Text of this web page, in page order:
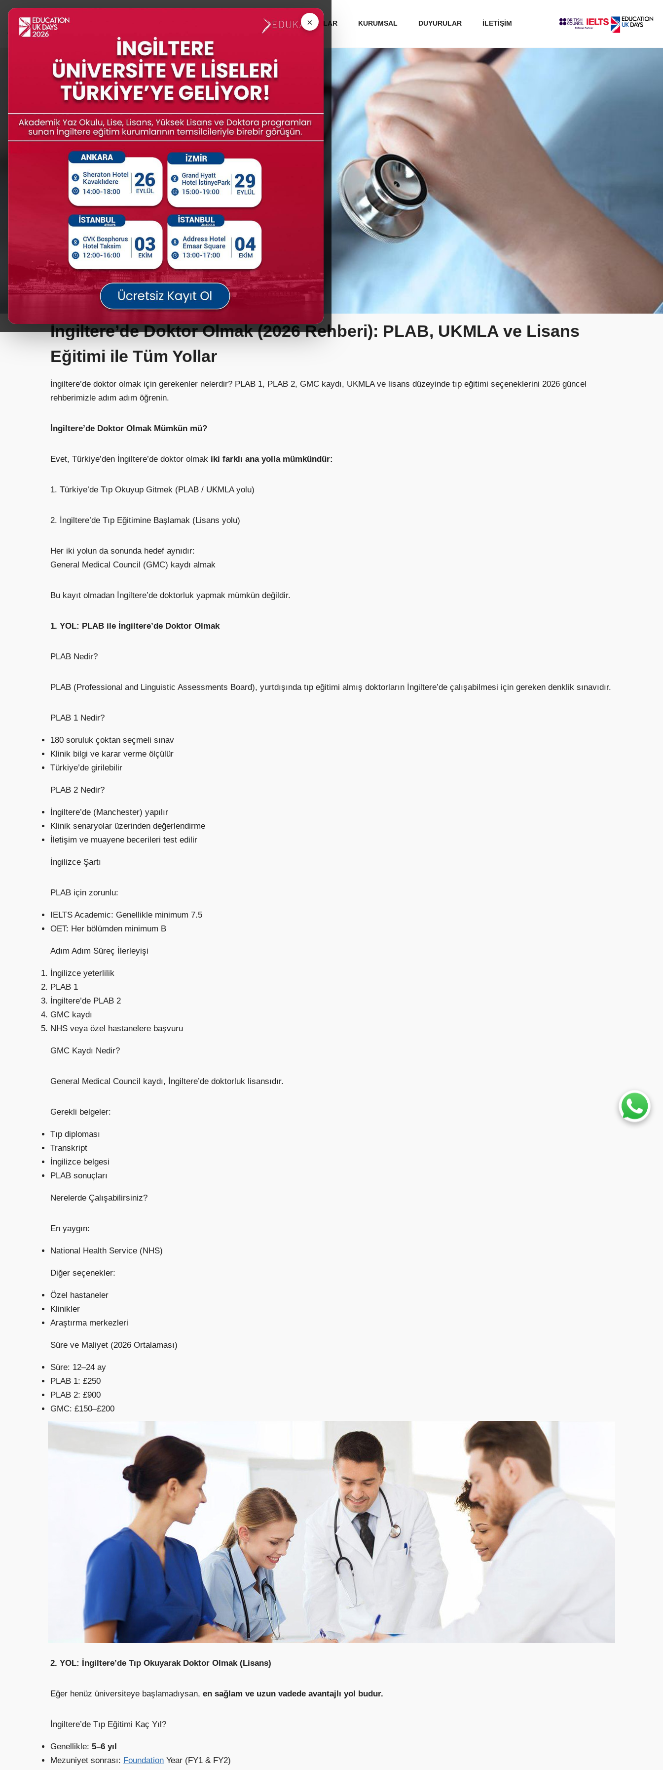
İNGİLTERE ÜNİVERSİTELERİ MEZUNLAR KURUMSAL DUYURULAR İLETİŞİM
İngiltere’de Doktor Olmak (2026 Rehberi): PLAB, UKMLA ve Lisans
Eğitimi ile Tüm Yollar
İngiltere’de doktor olmak için gerekenler nelerdir? PLAB 1, PLAB 2, GMC kaydı, UKMLA ve lisans düzeyinde tıp eğitimi seçeneklerini 2026 güncel
rehberimizle adım adım öğrenin.
İngiltere’de Doktor Olmak Mümkün mü?
Evet, Türkiye’den İngiltere’de doktor olmak iki farklı ana yolla mümkündür:
1. Türkiye’de Tıp Okuyup Gitmek (PLAB / UKMLA yolu)
2. İngiltere’de Tıp Eğitimine Başlamak (Lisans yolu)
Her iki yolun da sonunda hedef aynıdır:
General Medical Council (GMC) kaydı almak
Bu kayıt olmadan İngiltere’de doktorluk yapmak mümkün değildir.
1. YOL: PLAB ile İngiltere’de Doktor Olmak
PLAB Nedir?
PLAB (Professional and Linguistic Assessments Board), yurtdışında tıp eğitimi almış doktorların İngiltere’de çalışabilmesi için gereken denklik sınavıdır.
PLAB 1 Nedir?
180 soruluk çoktan seçmeli sınav
Klinik bilgi ve karar verme ölçülür
Türkiye’de girilebilir
PLAB 2 Nedir?
İngiltere’de (Manchester) yapılır
Klinik senaryolar üzerinden değerlendirme
İletişim ve muayene becerileri test edilir
İngilizce Şartı
PLAB için zorunlu:
IELTS Academic: Genellikle minimum 7.5
OET: Her bölümden minimum B
Adım Adım Süreç İlerleyişi
İngilizce yeterlilik
PLAB 1
İngiltere’de PLAB 2
GMC kaydı
NHS veya özel hastanelere başvuru
GMC Kaydı Nedir?
General Medical Council kaydı, İngiltere’de doktorluk lisansıdır.
Gerekli belgeler:
Tıp diploması
Transkript
İngilizce belgesi
PLAB sonuçları
Nerelerde Çalışabilirsiniz?
En yaygın:
National Health Service (NHS)
Diğer seçenekler:
Özel hastaneler
Klinikler
Araştırma merkezleri
Süre ve Maliyet (2026 Ortalaması)
Süre: 12–24 ay
PLAB 1: £250
PLAB 2: £900
GMC: £150–£200
2. YOL: İngiltere’de Tıp Okuyarak Doktor Olmak (Lisans)
Eğer henüz üniversiteye başlamadıysan, en sağlam ve uzun vadede avantajlı yol budur.
İngiltere’de Tıp Eğitimi Kaç Yıl?
Genellikle: 5–6 yıl
Mezuniyet sonrası: Foundation Year (FY1 & FY2)